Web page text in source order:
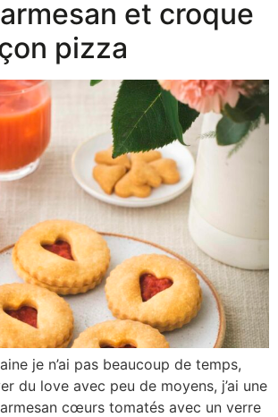
et croque
pizza
je n’ai pas beaucoup de temps,
du love avec peu de moyens, j’ai une
cœurs tomatés avec un verre